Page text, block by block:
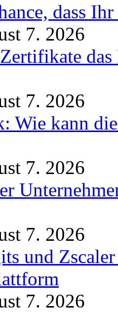
dass
7. 2026
7. 2026
Wie kann
7. 2026
7. 2026
und
7. 2026